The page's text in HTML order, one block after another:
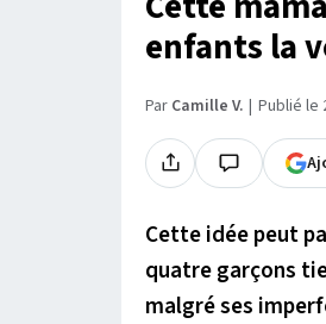
enfants la
Par Camille V. Publié le
Cette idée peut
quatre garçons
malgré ses